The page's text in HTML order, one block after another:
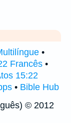
•
Francês •
15:22
• Bible Hub
© 2012